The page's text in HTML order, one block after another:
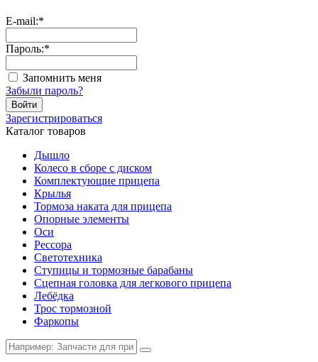
E-mail:*
Пароль:*
Запомнить меня
Забыли пароль?
Войти
Зарегистрироваться
Каталог товаров
Дышло
Колесо в сборе с диском
Комплектующие прицепа
Крылья
Тормоза наката для прицепа
Опорные элементы
Оси
Рессора
Светотехника
Ступицы и тормозные барабаны
Сцепная головка для легкового прицепа
Лебёдка
Трос тормозной
Фаркопы